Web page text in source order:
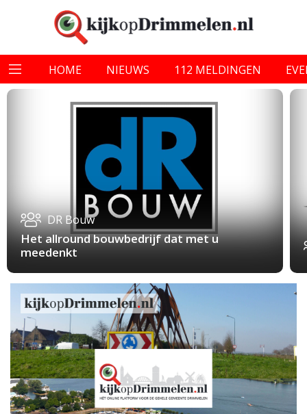
HOME NIEUWS 112 MELDINGEN
DR Bouw
Het allround bouwbedrijf dat met u
meedenkt